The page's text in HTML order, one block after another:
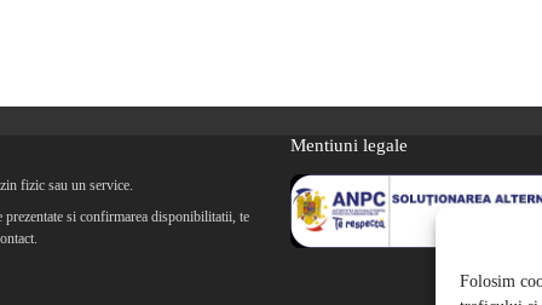
Folosim
fizic sau un service.
si confirmarea disponibilitatii, te
Mentiuni legale